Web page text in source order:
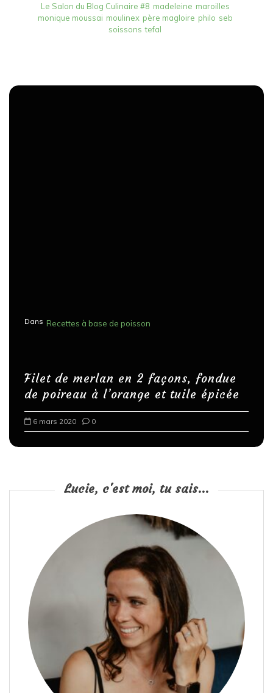
Le Salon du Blog Culinaire #8 madeleine maroilles
monique moussai moulinex père magloire philo seb
soissons tefal
Dans Recettes à base de poisson
Filet de merlan en 2 façons, fondue
de poireau à l’orange et tuile épicée
6 mars 2020 0
Lucie, c'est moi, tu sais...